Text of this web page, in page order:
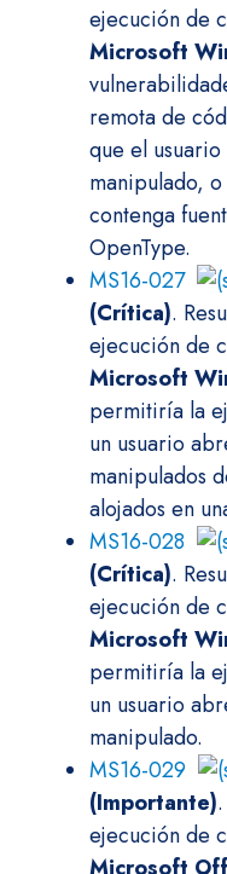
ejecución de
Microsoft
remota de
que el
manipulado,
contenga
OpenType.
MS16-027
(Crítica).
ejecución de
Microsoft
permitiría la
un usuario
manipulados
alojados en
MS16-028
(Crítica).
ejecución de
Microsoft
permitiría la
un usuario
manipulado.
MS16-029
(Importante)
ejecución de